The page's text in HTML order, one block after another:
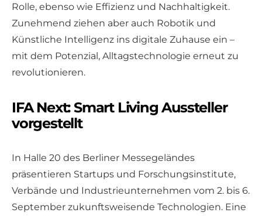
Rolle, ebenso wie Effizienz und Nachhaltigkeit.
Zunehmend ziehen aber auch Robotik und
Künstliche Intelligenz ins digitale Zuhause ein –
mit dem Potenzial, Alltagstechnologie erneut zu
revolutionieren.
IFA Next: Smart Living Aussteller
vorgestellt
In Halle 20 des Berliner Messegeländes
präsentieren Startups und Forschungsinstitute,
Verbände und Industrieunternehmen vom 2. bis 6.
September zukunftsweisende Technologien. Eine